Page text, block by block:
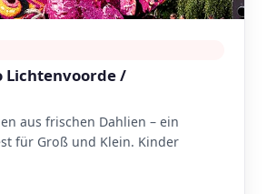
Lichtenvoorde /
aus frischen Dahlien – ein
für Groß und Klein. Kinder